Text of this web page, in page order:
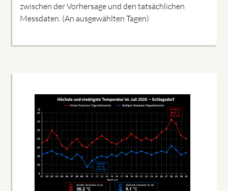
zwischen der Vorhersage und den tatsächlichen
Messdaten. (An ausgewählten Tagen)